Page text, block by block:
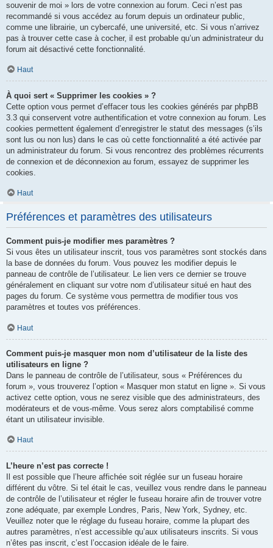
souvenir de moi » lors de votre connexion au forum. Ceci n’est pas
recommandé si vous accédez au forum depuis un ordinateur public,
comme une librairie, un cybercafé, une université, etc. Si vous n’arrivez
pas à trouver cette case à cocher, il est probable qu’un administrateur du
forum ait désactivé cette fonctionnalité.
Haut
À quoi sert « Supprimer les cookies » ?
Cette option vous permet d’effacer tous les cookies générés par phpBB
3.3 qui conservent votre authentification et votre connexion au forum. Les
cookies permettent également d’enregistrer le statut des messages (s’ils
sont lus ou non lus) dans le cas où cette fonctionnalité a été activée par
un administrateur du forum. Si vous rencontrez des problèmes récurrents
de connexion et de déconnexion au forum, essayez de supprimer les
cookies.
Haut
Préférences et paramètres des utilisateurs
Comment puis-je modifier mes paramètres ?
Si vous êtes un utilisateur inscrit, tous vos paramètres sont stockés dans
la base de données du forum. Vous pouvez les modifier depuis le
panneau de contrôle de l’utilisateur. Le lien vers ce dernier se trouve
généralement en cliquant sur votre nom d’utilisateur situé en haut des
pages du forum. Ce système vous permettra de modifier tous vos
paramètres et toutes vos préférences.
Haut
Comment puis-je masquer mon nom d’utilisateur de la liste des
utilisateurs en ligne ?
Dans le panneau de contrôle de l’utilisateur, sous « Préférences du
forum », vous trouverez l’option « Masquer mon statut en ligne ». Si vous
activez cette option, vous ne serez visible que des administrateurs, des
modérateurs et de vous-même. Vous serez alors comptabilisé comme
étant un utilisateur invisible.
Haut
L’heure n’est pas correcte !
Il est possible que l’heure affichée soit réglée sur un fuseau horaire
différent du vôtre. Si tel était le cas, veuillez vous rendre dans le panneau
de contrôle de l’utilisateur et régler le fuseau horaire afin de trouver votre
zone adéquate, par exemple Londres, Paris, New York, Sydney, etc.
Veuillez noter que le réglage du fuseau horaire, comme la plupart des
autres paramètres, n’est accessible qu’aux utilisateurs inscrits. Si vous
n’êtes pas inscrit, c’est l’occasion idéale de le faire.